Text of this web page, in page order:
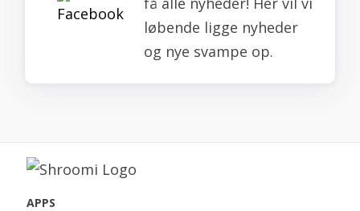
løbende ligge nyheder
og nye svampe op.
APPS